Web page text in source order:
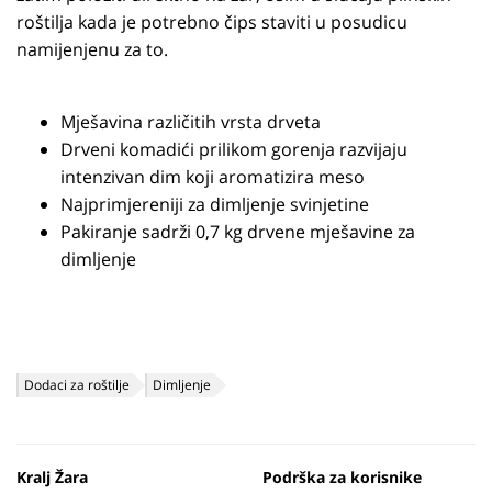
roštilja kada je potrebno čips staviti u posudicu
namijenjenu za to.
Mješavina različitih vrsta drveta
Drveni komadići prilikom gorenja razvijaju
intenzivan dim koji aromatizira meso
Najprimjereniji za dimljenje svinjetine
Pakiranje sadrži 0,7 kg drvene mješavine za
dimljenje
Dodaci za roštilje Dimljenje
Kralj Žara Podrška za korisnike